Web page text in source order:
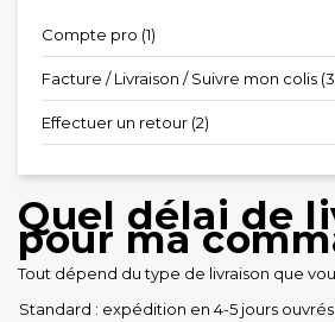
Compte pro (1)
Facture / Livraison / Suivre mon colis
Effectuer un retour (2)
Quel délai de
pour ma
Tout dépend du type de livraison que
Standard : expédition en 4-5 jours ouvrés